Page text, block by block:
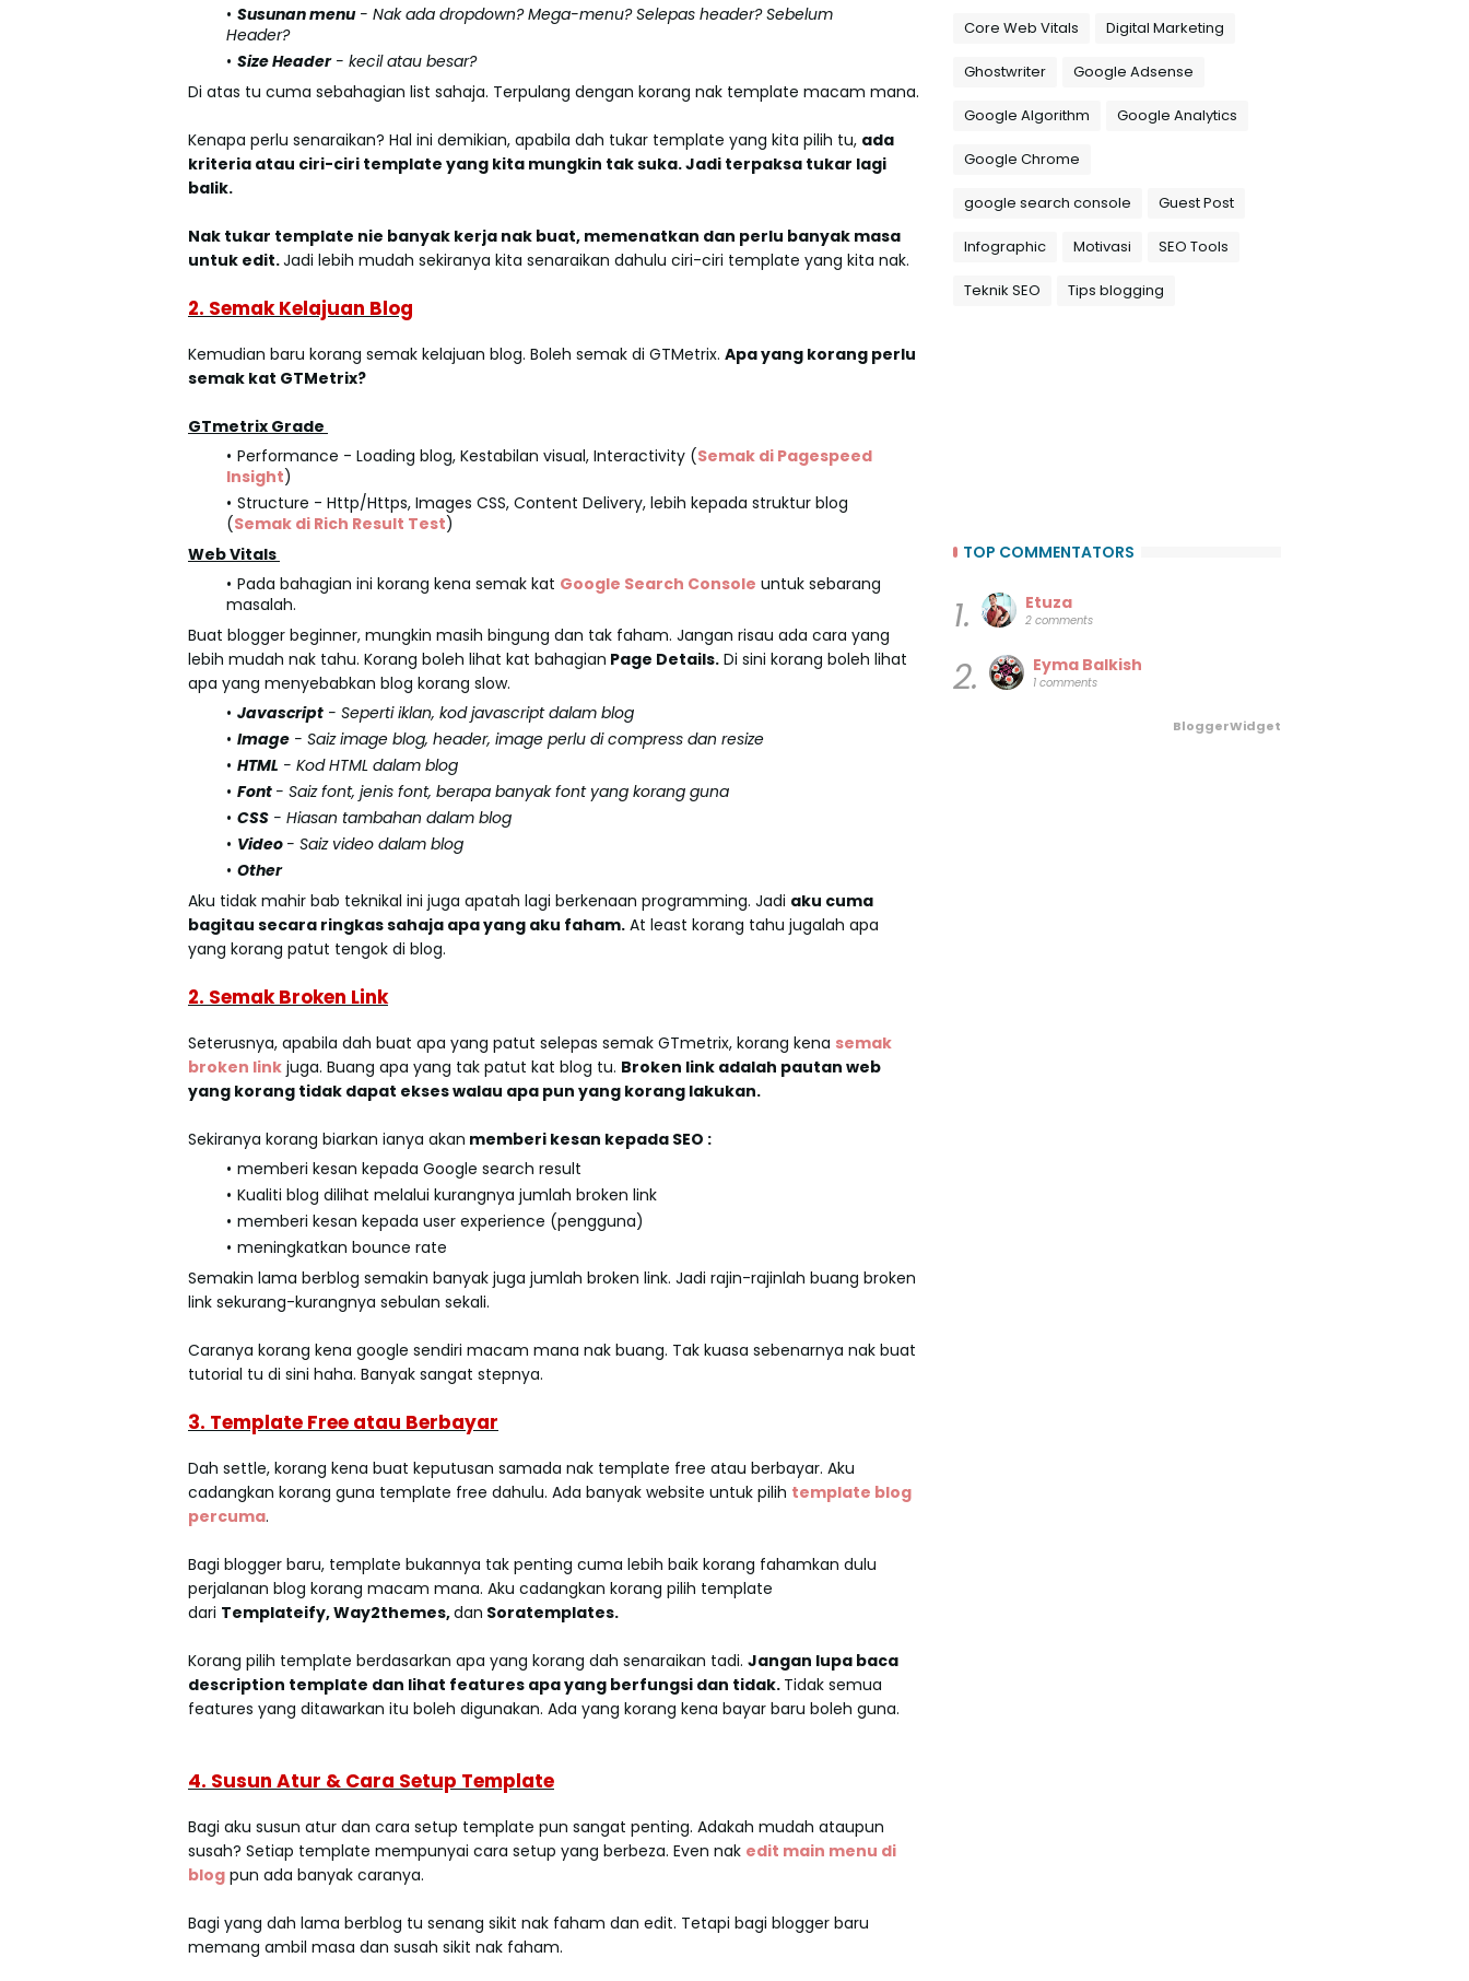
Susunan menu- Nak ada dropdown? Mega-menu? Selepas header? Sebelum
Header?
Size Header- kecil atau besar?
Di atas tu cuma sebahagian list sahaja. Terpulang dengan korang nak template macam mana.
Kenapa perlu senaraikan? Hal ini demikian, apabila dah tukar template yang kita pilih tu, ada
kriteria atau ciri-ciri template yang kita mungkin tak suka. Jadi terpaksa tukar lagi
balik.
Nak tukar template nie banyak kerja nak buat, memenatkan dan perlu banyak masa
untuk edit.Jadi lebih mudah sekiranya kita senaraikan dahulu ciri-ciri template yang kita nak.
2. Semak Kelajuan Blog
Kemudian baru korang semak kelajuan blog. Boleh semak di GTMetrix. Apa yang korang perlu
semak kat GTMetrix?
GTmetrix Grade
Performance - Loading blog, Kestabilan visual, Interactivity (Semak di Pagespeed
Insight)
Structure - Http/Https, Images CSS, Content Delivery, lebih kepada struktur blog
(Semak di Rich Result Test)
Web Vitals
Pada bahagian ini korang kena semak kat Google Search Console untuk sebarang
masalah.
Buat blogger beginner, mungkin masih bingung dan tak faham. Jangan risau ada cara yang
lebih mudah nak tahu. Korang boleh lihat kat bahagian Page Details. Di sini korang boleh lihat
apa yang menyebabkan blog korang slow.
Javascript - Seperti iklan, kod javascript dalam blog
Image - Saiz image blog, header, image perlu di compress dan resize
HTML - Kod HTML dalam blog
Font - Saiz font, jenis font, berapa banyak font yang korang guna
CSS - Hiasan tambahan dalam blog
Video - Saiz video dalam blog
Other
Aku tidak mahir bab teknikal ini juga apatah lagi berkenaan programming. Jadi aku cuma
bagitau secara ringkas sahaja apa yang aku faham. At least korang tahu jugalah apa
yang korang patut tengok di blog.
2. Semak Broken Link
Seterusnya, apabila dah buat apa yang patut selepas semak GTmetrix, korang kena semak
broken link juga. Buang apa yang tak patut kat blog tu. Broken link adalah pautan web
yang korang tidak dapat ekses walau apa pun yang korang lakukan.
Sekiranya korang biarkan ianya akan memberi kesan kepada SEO :
memberi kesan kepada Google search result
Kualiti blog dilihat melalui kurangnya jumlah broken link
memberi kesan kepada user experience (pengguna)
meningkatkan bounce rate
Semakin lama berblog semakin banyak juga jumlah broken link. Jadi rajin-rajinlah buang broken
link sekurang-kurangnya sebulan sekali.
Caranya korang kena google sendiri macam mana nak buang. Tak kuasa sebenarnya nak buat
tutorial tu di sini haha. Banyak sangat stepnya.
3. Template Free atau Berbayar
Dah settle, korang kena buat keputusan samada nak template free atau berbayar. Aku
cadangkan korang guna template free dahulu. Ada banyak website untuk pilih template blog
percuma.
Bagi blogger baru, template bukannya tak penting cuma lebih baik korang fahamkan dulu
perjalanan blog korang macam mana. Aku cadangkan korang pilih template
dari Templateify, Way2themes,dan Soratemplates.
Korang pilih template berdasarkan apa yang korang dah senaraikan tadi. Jangan lupa baca
description template dan lihat features apa yang berfungsi dan tidak. Tidak semua
features yang ditawarkan itu boleh digunakan. Ada yang korang kena bayar baru boleh guna.
4. Susun Atur & Cara Setup Template
Bagi aku susun atur dan cara setup template pun sangat penting. Adakah mudah ataupun
susah? Setiap template mempunyai cara setup yang berbeza. Even nak edit main menu di
blog pun ada banyak caranya.
Bagi yang dah lama berblog tu senang sikit nak faham dan edit. Tetapi bagi blogger baru
memang ambil masa dan susah sikit nak faham.
Core Web Vitals Digital Marketing
Ghostwriter Google Adsense
Google Algorithm Google Analytics
Google Chrome
google search console Guest Post
Infographic Motivasi SEO Tools
Teknik SEO Tips blogging
TOP COMMENTATORS
1. Etuza
2 comments
2. Eyma Balkish
1 comments
BloggerWidget